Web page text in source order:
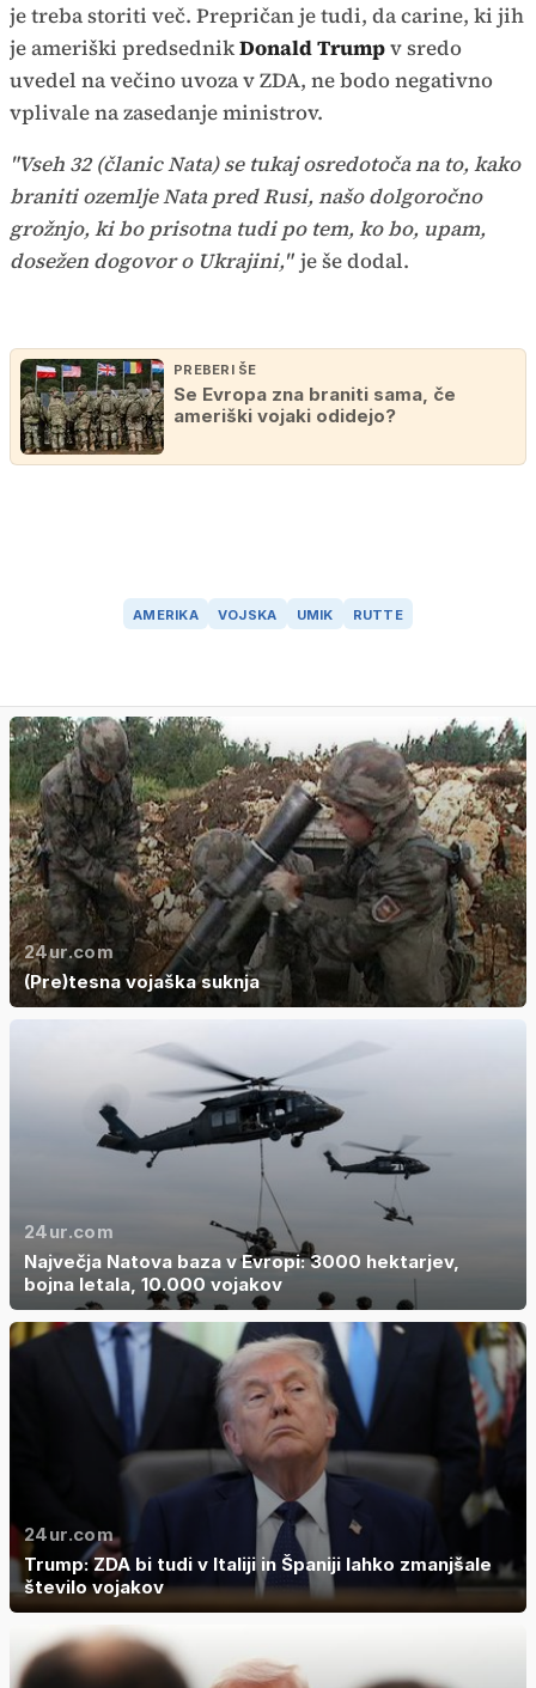
je treba storiti več. Prepričan je tudi, da carine, ki jih
je ameriški predsednikDonald Trumpv sredo
uvedel na večino uvoza v ZDA, ne bodo negativno
vplivale na zasedanje ministrov.
"Vseh 32 (članic Nata) se tukaj osredotoča na to, kako
braniti ozemlje Nata pred Rusi, našo dolgoročno
grožnjo, ki bo prisotna tudi po tem, ko bo, upam,
dosežen dogovor o Ukrajini," je še dodal.
PREBERI ŠE
Se Evropa zna braniti sama, če
ameriški vojaki odidejo?
AMERIKA VOJSKA UMIK RUTTE
24ur.com
(Pre)tesna vojaška suknja
24ur.com
Največja Natova baza v Evropi: 3000 hektarjev,
bojna letala, 10.000 vojakov
24ur.com
Trump: ZDA bi tudi v Italiji in Španiji lahko zmanjšale
število vojakov